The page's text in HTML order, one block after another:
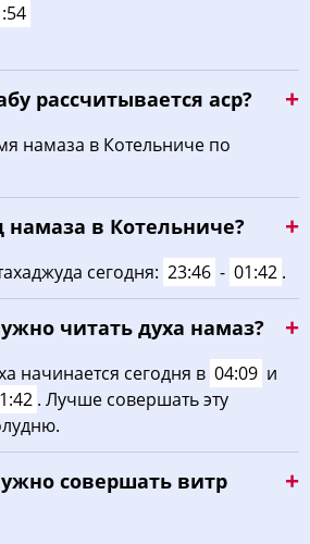
рассчитывается аср?
намаза в Котельниче по
намаза в Котельниче?
сегодня: 23:46 - 01:42 .
читать духа намаз?
начинается сегодня в 04:09 и
. Лучше совершать эту
совершать витр